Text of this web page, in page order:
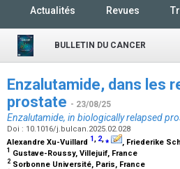
Actualités Revues
BULLETIN DU CANCER
Enzalutamide, dans les
prostate - 23/08/25
Enzalutamide, in biologically relapsed
Doi : 10.1016/j.bulcan.2025.02.028
Alexandre Xu-Vuillard 1, 2,⁎ , Friederike
1 Gustave-Roussy, Villejuif, France
2 Sorbonne Université, Paris, France